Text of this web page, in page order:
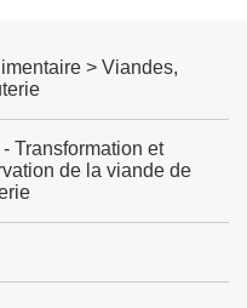
> Viandes,
Transformation et
de la viande de